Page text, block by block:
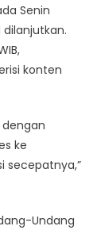
Senin
konten
ke
secepatnya,”
Undang